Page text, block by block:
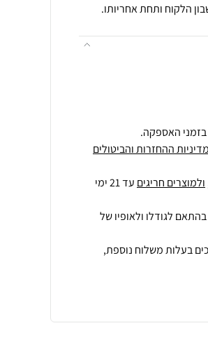
הלקוח ותחת אחריותו.
בזמני האספקה.
ההחזרות והביטולים
ולמוצרים חריגים
עד 21 ימי
לגודלו ולאופיו של
בעלות משלוח נוספת,